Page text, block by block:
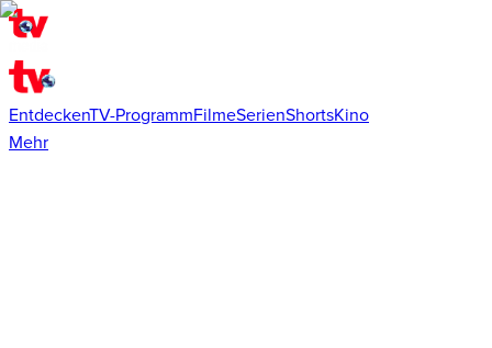
EntdeckenTV-ProgrammFilmeSerienShortsKino
Mehr